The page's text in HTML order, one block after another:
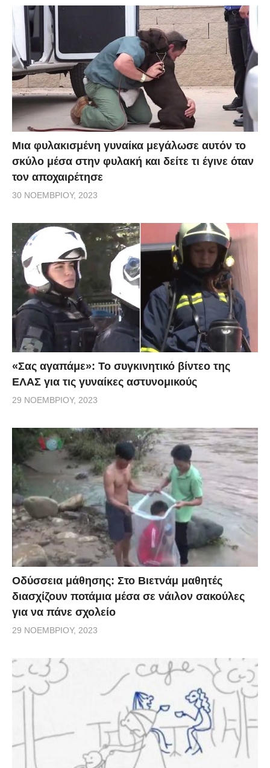
Μια φυλακισμένη γυναίκα μεγάλωσε αυτόν το
σκύλο μέσα στην φυλακή και δείτε τι έγινε όταν
τον αποχαιρέτησε
30 ΝΟΕΜΒΡΊΟΥ, 2023
«Σας αγαπάμε»: Το συγκινητικό βίντεο της
ΕΛΑΣ για τις γυναίκες αστυνομικούς
29 ΝΟΕΜΒΡΊΟΥ, 2023
Οδύσσεια μάθησης: Στο Βιετνάμ μαθητές
διασχίζουν ποτάμια μέσα σε νάιλον σακούλες
για να πάνε σχολείο
29 ΝΟΕΜΒΡΊΟΥ, 2023